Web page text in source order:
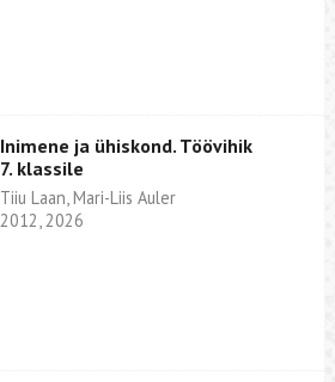
Inimene ja ühiskond. Töövihik
7. klassile
Tiiu Laan, Mari-Liis Auler
2012, 2026